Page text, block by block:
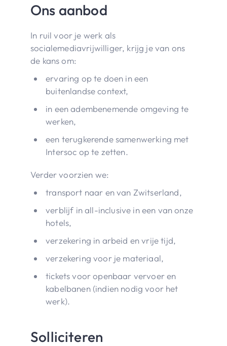
Ons aanbod
In ruil voor je werk als
socialemediavrijwilliger, krijg je van ons
de kans om:
ervaring op te doen in een
buitenlandse context,
in een adembenemende omgeving te
werken,
een terugkerende samenwerking met
Intersoc op te zetten.
Verder voorzien we:
transport naar en van Zwitserland,
verblijf in all-inclusive in een van onze
hotels,
verzekering in arbeid en vrije tijd,
verzekering voor je materiaal,
tickets voor openbaar vervoer en
kabelbanen (indien nodig voor het
werk).
Solliciteren